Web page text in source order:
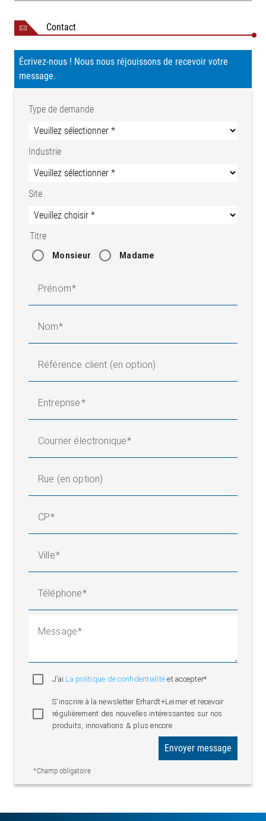
Contact
Écrivez-nous ! Nous nous réjouissons de recevoir votre
message.
Type de demande
Industrie
Site
Titre
Monsieur Madame
Prénom
Nom
Référence client (en option)
Entreprise
Courrier électronique
Rue (en option)
CP
Ville
Téléphone
Message
J’ai La politique de confidentialitéet accepter*
S'inscrire à la newsletter Erhardt+Leimer et recevoir
régulièrement des nouvelles intéressantes sur nos
produits, innovations & plus encore
*Champ obligatoire
Envoyer message